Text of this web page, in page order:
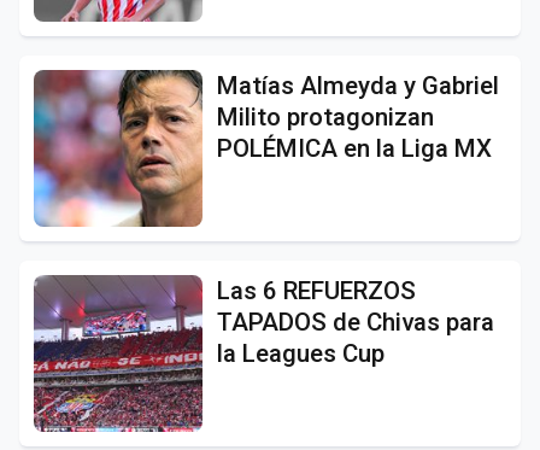
Matías Almeyda y Gabriel
Milito protagonizan
POLÉMICA en la Liga MX
Las 6 REFUERZOS
TAPADOS de Chivas para
la Leagues Cup